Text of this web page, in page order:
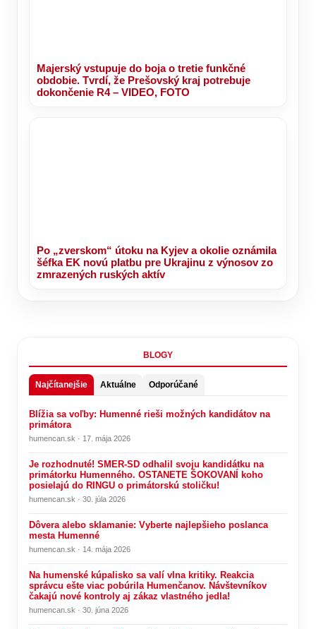
Majerský vstupuje do boja o tretie funkčné
obdobie. Tvrdí, že Prešovský kraj potrebuje
dokončenie R4 – VIDEO, FOTO
Po „zverskom“ útoku na Kyjev a okolie oznámila
šéfka EK novú platbu pre Ukrajinu z výnosov zo
zmrazených ruských aktív
BLOGY
Najčítanejšie Aktuálne Odporúčané
Blížia sa voľby: Humenné rieši možných kandidátov na
primátora
humencan.sk · 17. mája 2026
Je rozhodnuté! SMER-SD odhalil svoju kandidátku na
primátorku Humenného. OSTANETE ŠOKOVANÍ koho
posielajú do RINGU o primátorskú stoličku!
humencan.sk · 30. júla 2026
Dôvera alebo sklamanie: Vyberte najlepšieho poslanca
mesta Humenné
humencan.sk · 14. mája 2026
Na humenské kúpalisko sa valí vlna kritiky. Reakcia
správcu ešte viac pobúrila Humenčanov. Návštevníkov
čakajú nové kontroly aj zákaz vlastného jedla!
humencan.sk · 30. júna 2026